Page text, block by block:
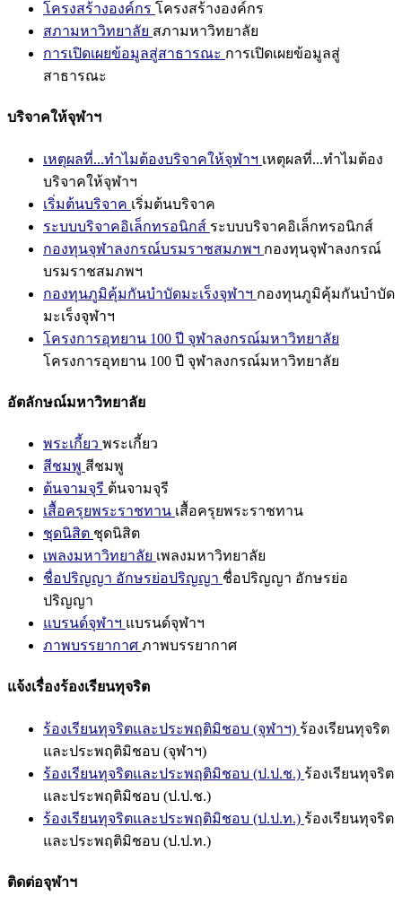
โครงสร้างองค์กร โครงสร้างองค์กร
สภามหาวิทยาลัย สภามหาวิทยาลัย
การเปิดเผยข้อมูลสู่สาธารณะ การเปิดเผยข้อมูลสู่
สาธารณะ
บริจาคให้จุฬาฯ
เหตุผลที่...ทำไมต้องบริจาคให้จุฬาฯ เหตุผลที่...ทำไมต้อง
บริจาคให้จุฬาฯ
เริ่มต้นบริจาค เริ่มต้นบริจาค
ระบบบริจาคอิเล็กทรอนิกส์ ระบบบริจาคอิเล็กทรอนิกส์
กองทุนจุฬาลงกรณ์บรมราชสมภพฯ กองทุนจุฬาลงกรณ์
บรมราชสมภพฯ
กองทุนภูมิคุ้มกันบำบัดมะเร็งจุฬาฯ กองทุนภูมิคุ้มกันบำบัด
มะเร็งจุฬาฯ
โครงการอุทยาน 100 ปี จุฬาลงกรณ์มหาวิทยาลัย
โครงการอุทยาน 100 ปี จุฬาลงกรณ์มหาวิทยาลัย
อัตลักษณ์มหาวิทยาลัย
พระเกี้ยว พระเกี้ยว
สีชมพู สีชมพู
ต้นจามจุรี ต้นจามจุรี
เสื้อครุยพระราชทาน เสื้อครุยพระราชทาน
ชุดนิสิต ชุดนิสิต
เพลงมหาวิทยาลัย เพลงมหาวิทยาลัย
ชื่อปริญญา อักษรย่อปริญญา ชื่อปริญญา อักษรย่อ
ปริญญา
แบรนด์จุฬาฯ แบรนด์จุฬาฯ
ภาพบรรยากาศ ภาพบรรยากาศ
แจ้งเรื่องร้องเรียนทุจริต
ร้องเรียนทุจริตและประพฤติมิชอบ (จุฬาฯ) ร้องเรียนทุจริต
และประพฤติมิชอบ (จุฬาฯ)
ร้องเรียนทุจริตและประพฤติมิชอบ (ป.ป.ช.) ร้องเรียนทุจริต
และประพฤติมิชอบ (ป.ป.ช.)
ร้องเรียนทุจริตและประพฤติมิชอบ (ป.ป.ท.) ร้องเรียนทุจริต
และประพฤติมิชอบ (ป.ป.ท.)
ติดต่อจุฬาฯ